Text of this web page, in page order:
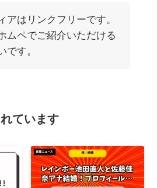
アはリンクフリーです。
ムペでご紹介いただける
です。
ています